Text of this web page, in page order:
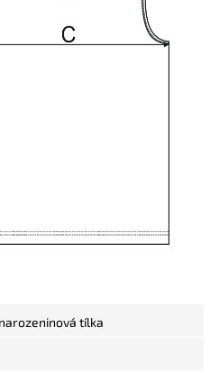
tílka